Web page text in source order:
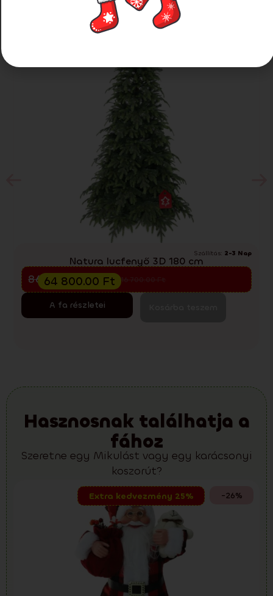
Extra kedvezmény 25%
Szállítás: 2-3 Nap
Natura lucfenyő 3D 180 cm
Előkarácsonyi kiárusítás
116 700.00
86 400.00Ft
64 800.00 Ft
A fa részletei
Hasznosnak találhatja a
fához
Szeretne egy Mikulást vagy egy karácsonyi
koszorút?
-26%
Extra kedvezmény 25%